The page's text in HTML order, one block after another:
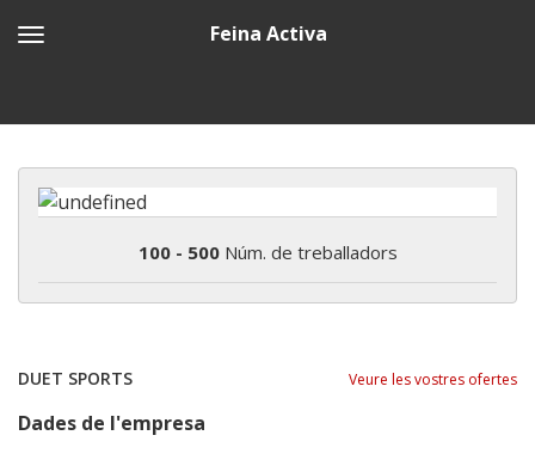
Feina Activa
100 - 500Núm. de treballadors
DUET SPORTS Veure les vostres ofertes
Dades de l'empresa